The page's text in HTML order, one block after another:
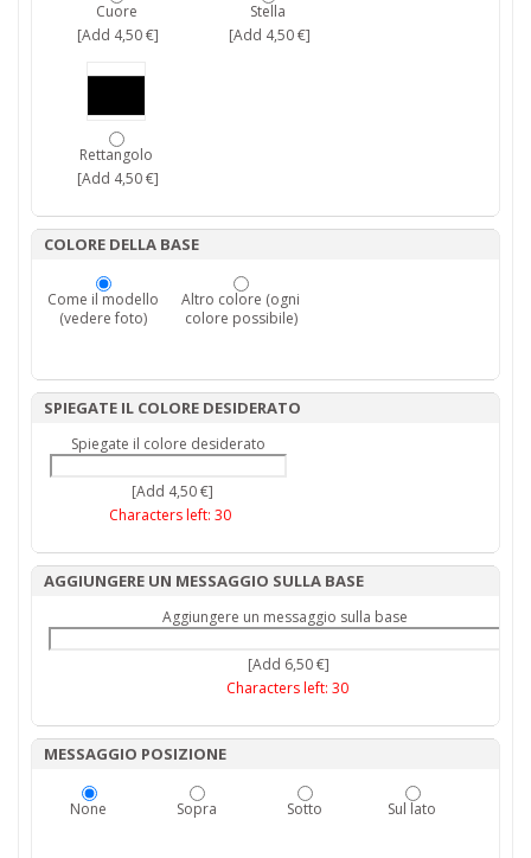
Cuore
[Add 4,50 €]
Stella
[Add 4,50 €]
Rettangolo
[Add 4,50 €]
COLORE DELLA BASE
Come il modello
(vedere foto)
Altro colore (ogni
colore possibile)
SPIEGATE IL COLORE DESIDERATO
Spiegate il colore desiderato
[Add 4,50 €]
Characters left: 30
AGGIUNGERE UN MESSAGGIO SULLA BASE
Aggiungere un messaggio sulla base
[Add 6,50 €]
Characters left: 30
MESSAGGIO POSIZIONE
None Sopra Sotto Sul lato